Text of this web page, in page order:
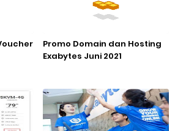
Promo Domain dan Hosting
Exabytes Juni 2021